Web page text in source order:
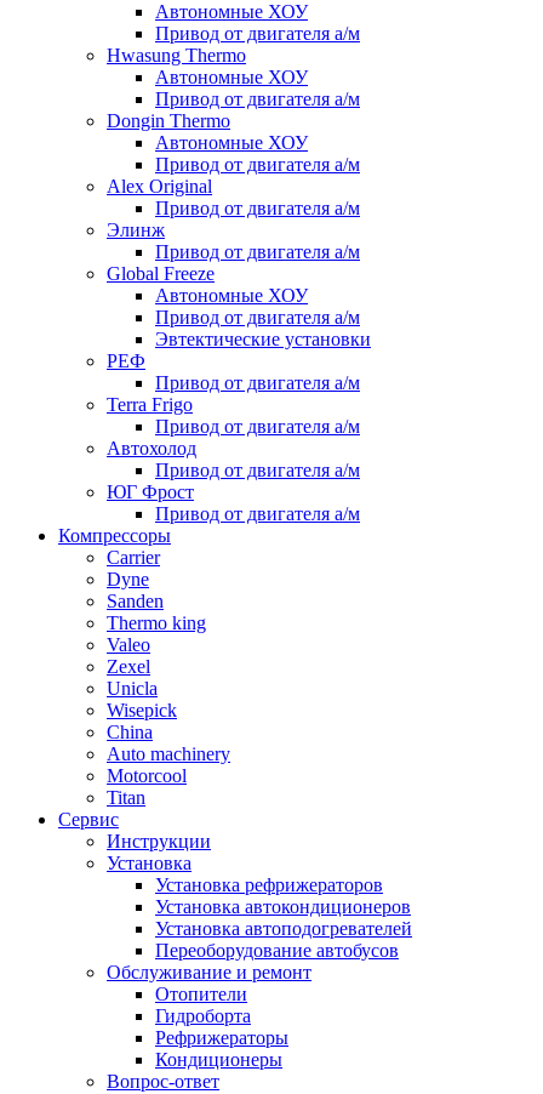
Автономные ХОУ
Привод от двигателя а/м
Hwasung Thermo
Автономные ХОУ
Привод от двигателя а/м
Dongin Thermo
Автономные ХОУ
Привод от двигателя а/м
Alex Original
Привод от двигателя а/м
Элинж
Привод от двигателя а/м
Global Freeze
Автономные ХОУ
Привод от двигателя а/м
Эвтектические установки
РЕФ
Привод от двигателя а/м
Terra Frigo
Привод от двигателя а/м
Автохолод
Привод от двигателя а/м
ЮГ Фрост
Привод от двигателя а/м
Компрессоры
Carrier
Dyne
Sanden
Thermo king
Valeo
Zexel
Unicla
Wisepick
China
Auto machinery
Motorcool
Titan
Сервис
Инструкции
Установка
Установка рефрижераторов
Установка автокондиционеров
Установка автоподогревателей
Переоборудование автобусов
Обслуживание и ремонт
Отопители
Гидроборта
Рефрижераторы
Кондиционеры
Вопрос-ответ